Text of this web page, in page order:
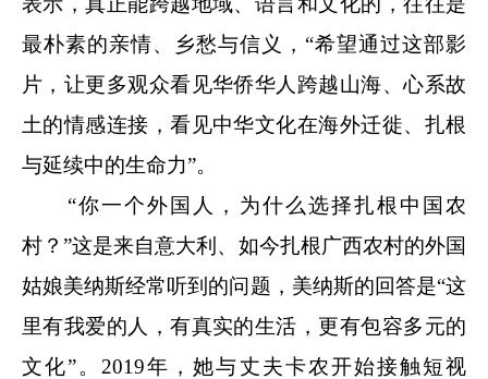
最朴素的亲情、乡愁与信义，“希望通过这部影
片，让更多观众看见华侨华人跨越山海、心系故
土的情感连接，看见中华文化在海外迁徙、扎根
与延续中的生命力”。
“你一个外国人，为什么选择扎根中国农
村？”这是来自意大利、如今扎根广西农村的外国
姑娘美纳斯经常听到的问题，美纳斯的回答是“这
里有我爱的人，有真实的生活，更有包容多元的
文化”。2019年，她与丈夫卡农开始接触短视